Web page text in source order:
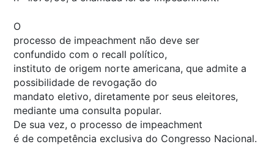
O
processo de impeachment não deve ser
confundido com o recall político,
instituto de origem norte americana, que admite a
possibilidade de revogação do
mandato eletivo, diretamente por seus eleitores,
mediante uma consulta popular.
De sua vez, o processo de impeachment
é de competência exclusiva do Congresso Nacional.